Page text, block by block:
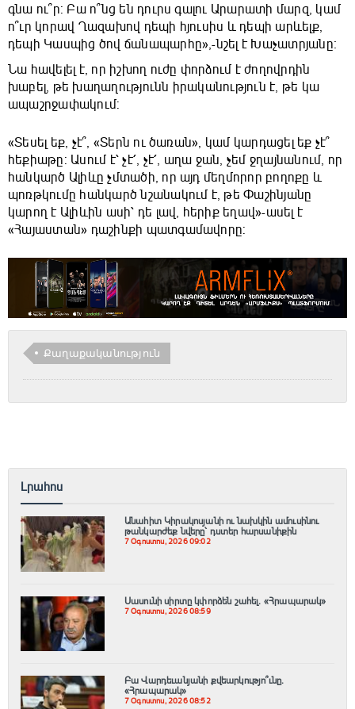
գնա ու՞ր: Բա ո՞նց են դուրս գալու Արարատի մարզ, կամ
ո՞ւր կորավ Ղազախով դեպի հյուսիս և դեպի արևելք,
դեպի Կասպից ծով ճանապարհը»,-նշել է Խաչատրյանը։
Նա հավելել է, որ իշխող ուժը փորձում է ժողովրդին
խաբել, թե խաղաղությունն իրականություն է, թե կա
ապաշրջափակում:
«Տեսել եք, չէ՞, «Տերն ու ծառան», կամ կարդացել եք չէ՞
հեքիաթը: Ասում է՝ չէ՛, չէ՛, աղա ջան, չեմ ջղայնանում, որ
հանկարծ Ալիևը չմտածի, որ այդ մեղմորոր բողոքը և
պոռթկումը հանկարծ նշանակում է, թե Փաշինյանը
կարող է Ալիևին ասի՝ դե լավ, հերիք եղավ»-ասել է
«Հայաստան» դաշինքի պատգամավորը:
Քաղաքականություն
Լրահոս
Անահիտ Կիրակոսյանի ու նախկին ամուսինու
թանկարժեք նվերը՝ դստեր հարսանիքին
7 Օգոստոս, 2026 09:02
Սասունի սիրտը կփորձեն շահել․ «Հրապարակ»
7 Օգոստոս, 2026 08:59
Բա Վարդեւանյանի քվեարկությո՞ւնը․
«Հրապարակ»
7 Օգոստոս, 2026 08:52